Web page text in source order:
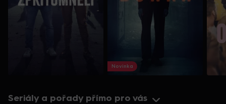
Novinka
Seriály a pořady přímo pro vás